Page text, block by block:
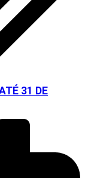
31 DE